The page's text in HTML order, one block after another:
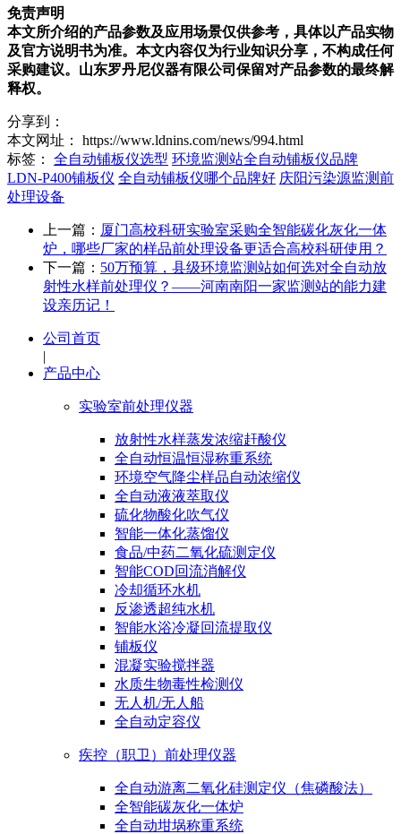
免责声明
本文所介绍的产品参数及应用场景仅供参考，具体以产品实物
及官方说明书为准。本文内容仅为行业知识分享，不构成任何
采购建议。山东罗丹尼仪器有限公司保留对产品参数的最终解
释权。
分享到：
本文网址： https://www.ldnins.com/news/994.html
标签：
全自动铺板仪选型 环境监测站全自动铺板仪品牌
LDN-P400铺板仪 全自动铺板仪哪个品牌好 庆阳污染源监测前
处理设备
上一篇： 厦门高校科研实验室采购全智能碳化灰化一体
炉，哪些厂家的样品前处理设备更适合高校科研使用？
下一篇： 50万预算，县级环境监测站如何选对全自动放
射性水样前处理仪？——河南南阳一家监测站的能力建
设亲历记！
公司首页
|
产品中心
实验室前处理仪器
放射性水样蒸发浓缩赶酸仪
全自动恒温恒湿称重系统
环境空气降尘样品自动浓缩仪
全自动液液萃取仪
硫化物酸化吹气仪
智能一体化蒸馏仪
食品/中药二氧化硫测定仪
智能COD回流消解仪
冷却循环水机
反渗透超纯水机
智能水浴冷凝回流提取仪
铺板仪
混凝实验搅拌器
水质生物毒性检测仪
无人机/无人船
全自动定容仪
疾控（职卫）前处理仪器
全自动游离二氧化硅测定仪（焦磷酸法）
全智能碳灰化一体炉
全自动坩埚称重系统